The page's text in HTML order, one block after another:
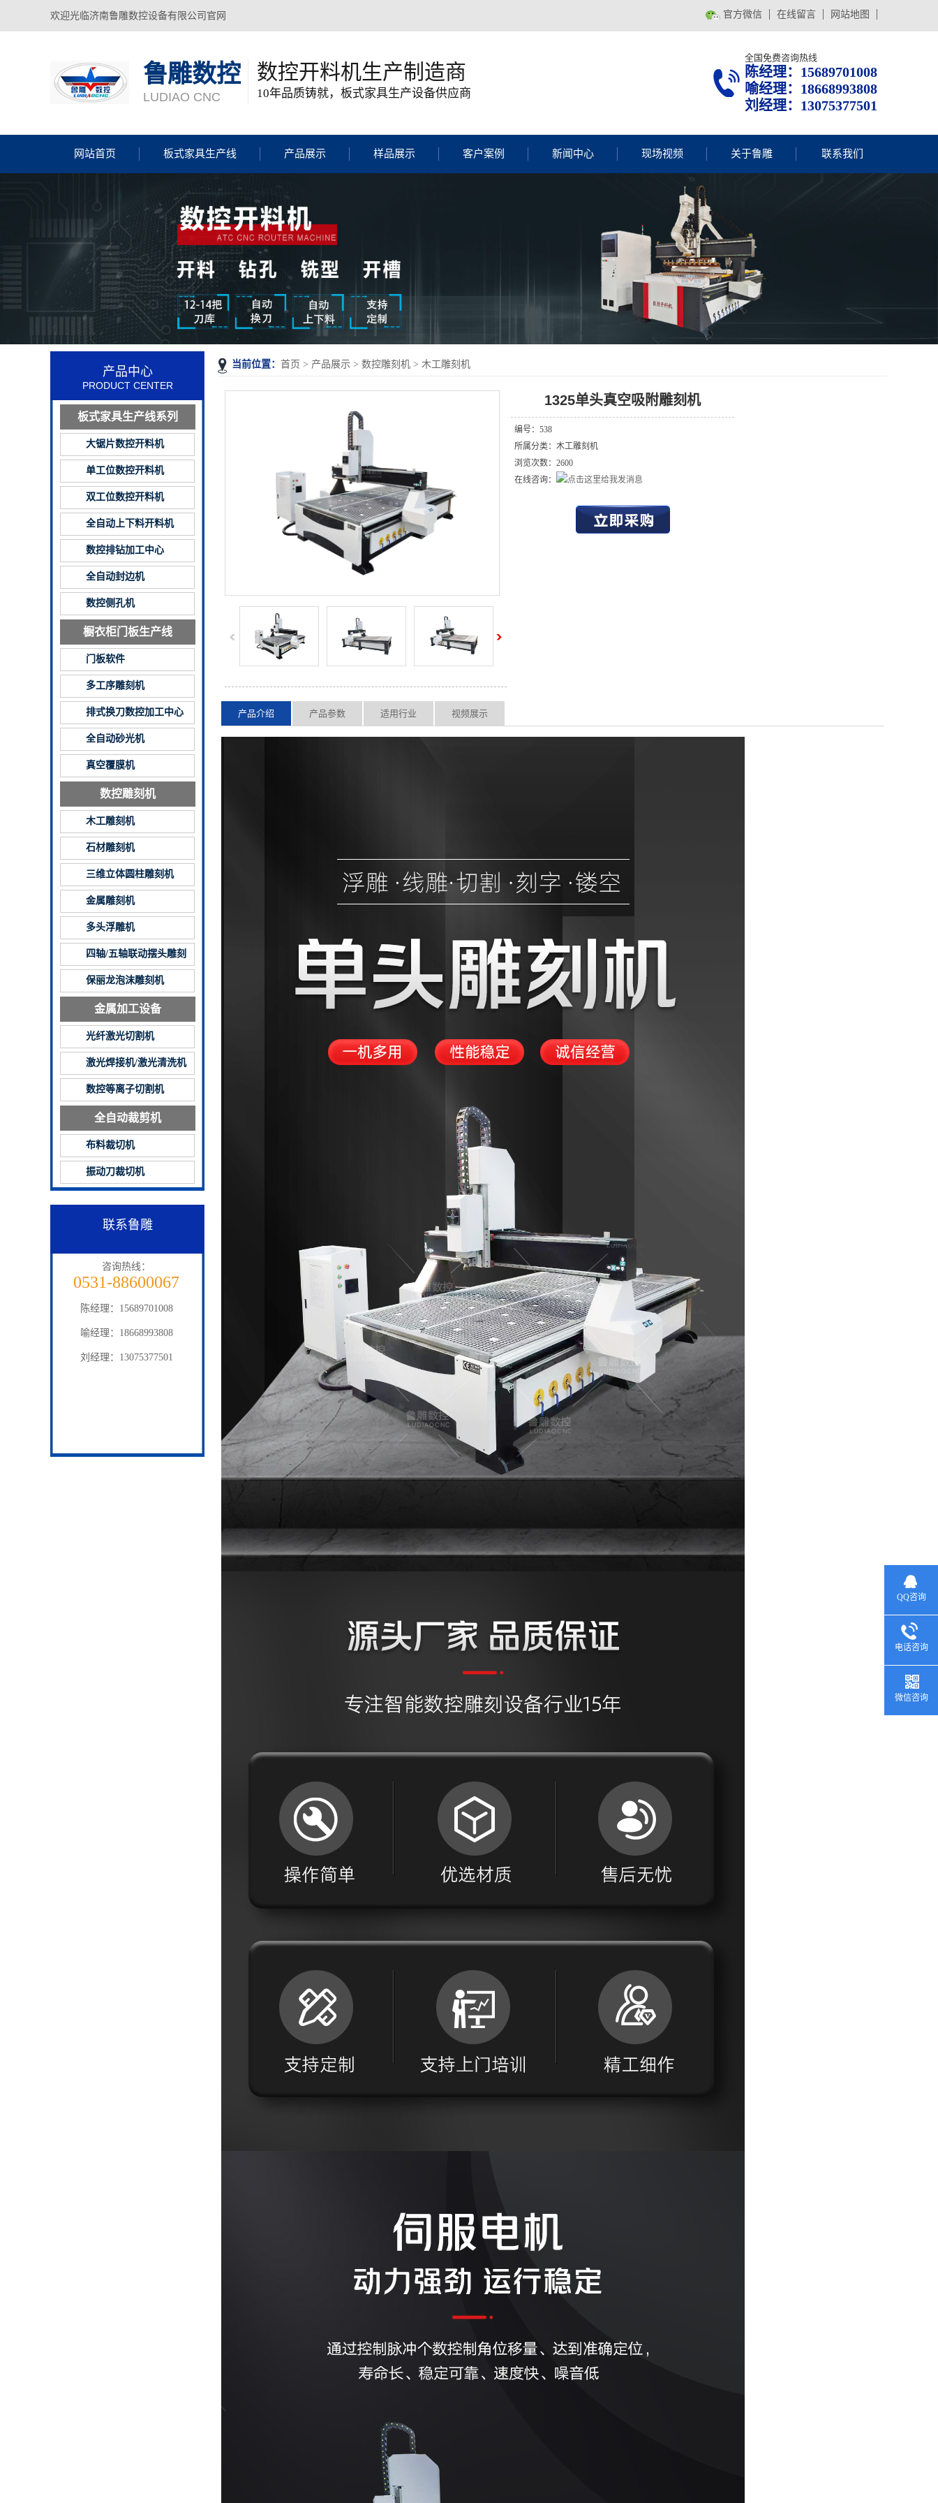
欢迎光临济南鲁雕数控设备有限公司官网 官方微信 在线留言 网站地图
鲁雕数控
LUDIAO CNC
数控开料机生产制造商
10年品质铸就，板式家具生产设备供应商
全国免费咨询热线
陈经理：15689701008
喻经理： 18668993808
刘经理： 13075377501
网站首页 板式家具生产线 产品展示 样品展示 客户案例 新闻中心 现场视频 关于鲁雕 联系我们
当前位置： 首页 > 产品展示 > 数控雕刻机 > 木工雕刻机
1325单头真空吸附雕刻机
编号：538
所属分类：木工雕刻机
浏览次数：2600
在线咨询：
产品介绍 产品参数 适用行业 视频展示
产品中心
PRODUCT CENTER
板式家具生产线系列
大锯片数控开料机
单工位数控开料机
双工位数控开料机
全自动上下料开料机
数控排钻加工中心
全自动封边机
数控侧孔机
橱衣柜门板生产线
门板软件
多工序雕刻机
排式换刀数控加工中心
全自动砂光机
真空覆膜机
数控雕刻机
木工雕刻机
石材雕刻机
三维立体圆柱雕刻机
金属雕刻机
多头浮雕机
四轴/五轴联动摆头雕刻
机
保丽龙泡沫雕刻机
金属加工设备
光纤激光切割机
激光焊接机/激光清洗机
数控等离子切割机
全自动裁剪机
布料裁切机
振动刀裁切机
联系鲁雕
咨询热线：
0531-88600067
陈经理：15689701008
喻经理：18668993808
刘经理：13075377501
QQ咨询
电话咨询
微信咨询